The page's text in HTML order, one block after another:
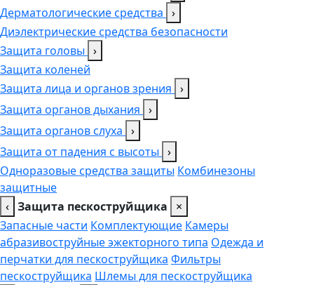
Дерматологические средства ›
Диэлектрические средства безопасности
Защита головы ›
Защита коленей
Защита лица и органов зрения ›
Защита органов дыхания ›
Защита органов слуха ›
Защита от падения с высоты ›
Одноразовые средства защиты Комбинезоны
защитные
‹ Защита пескоструйщика
×
Запасные части Комплектующие Камеры
абразивоструйные эжекторного типа Одежда и
перчатки для пескоструйщика Фильтры
пескоструйщика Шлемы для пескоструйщика